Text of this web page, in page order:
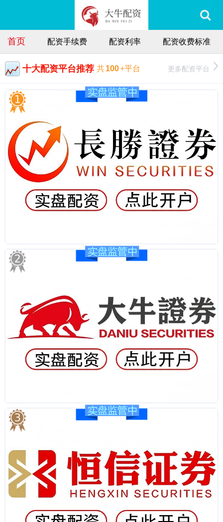
首页 配资手续费 配资利率 配资收费标准
十大配资平台推荐 共100+平台 更多配资平台